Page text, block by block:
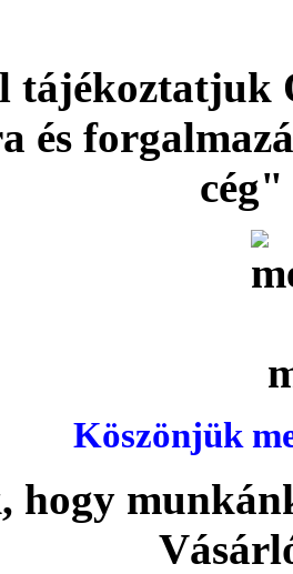
tájékoztatjuk
és
Köszönjük
hogy